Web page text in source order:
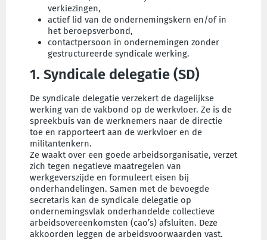
verkiezingen,
actief lid van de ondernemingskern en/of in
het beroepsverbond,
contactpersoon in ondernemingen zonder
gestructureerde syndicale werking.
1. Syndicale delegatie (SD)
De syndicale delegatie verzekert de dagelijkse
werking van de vakbond op de werkvloer. Ze is de
spreekbuis van de werknemers naar de directie
toe en rapporteert aan de werkvloer en de
militantenkern.
Ze waakt over een goede arbeidsorganisatie, verzet
zich tegen negatieve maatregelen van
werkgeverszijde en formuleert eisen bij
onderhandelingen. Samen met de bevoegde
secretaris kan de syndicale delegatie op
ondernemingsvlak onderhandelde collectieve
arbeidsovereenkomsten (cao’s) afsluiten. Deze
akkoorden leggen de arbeidsvoorwaarden vast.